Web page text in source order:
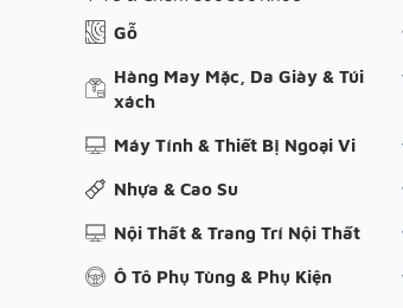
Gỗ
Hàng May Mặc, Da Giày & Túi
xách
Máy Tính & Thiết Bị Ngoại Vi
Nhựa & Cao Su
Nội Thất & Trang Trí Nội Thất
Ô Tô Phụ Tùng & Phụ Kiện